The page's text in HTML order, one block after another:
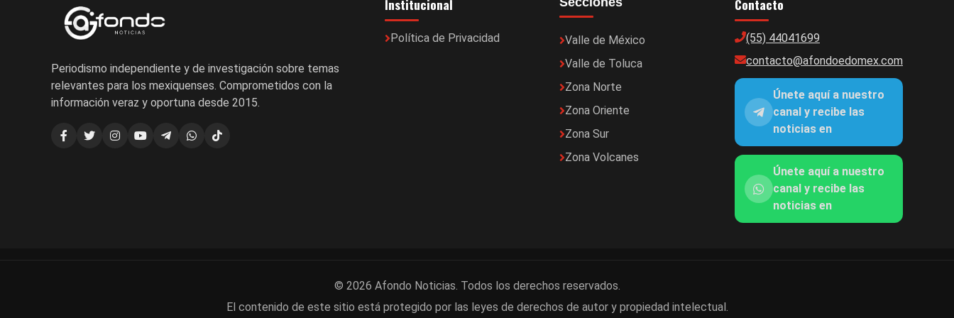
Periodismo independiente y de investigación sobre temas
relevantes para los mexiquenses. Comprometidos con la
información veraz y oportuna desde 2015.
Institucional
Política de Privacidad
Valle de México
Valle de Toluca
Zona Norte
Zona Oriente
Zona Sur
Zona Volcanes
Contacto
(55) 44041699
contacto@afondoedomex.com
Únete aquí a nuestro
canal y recibe las
noticias en
Únete aquí a nuestro
canal y recibe las
noticias en
© 2026 Afondo Noticias. Todos los derechos reservados.
El contenido de este sitio está protegido por las leyes de derechos de autor y propiedad intelectual.